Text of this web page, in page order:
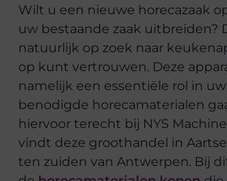
Wilt u een nieuwe horecazaak
uw bestaande zaak uitbreiden?
natuurlijk op zoek naar
op kunt vertrouwen. Deze
namelijk een essentiële rol in
benodigde horecamaterialen
hiervoor terecht bij NYS
vindt deze groothandel in
ten zuiden van Antwerpen. Bij